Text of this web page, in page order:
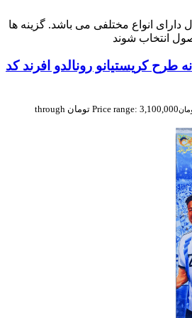
دارای انواع مختلفی می باشد. گزینه ها
انتخاب شوند
700 شانه طرح كريستيانو رونالدو افرند کد
Price range: 3,100,000 تومان through